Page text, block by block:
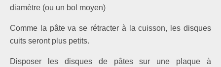
diamètre (ou un bol moyen)
Comme la pâte va se rétracter à la cuisson, les disques
cuits seront plus petits.
Disposer les disques de pâtes sur une plaque à